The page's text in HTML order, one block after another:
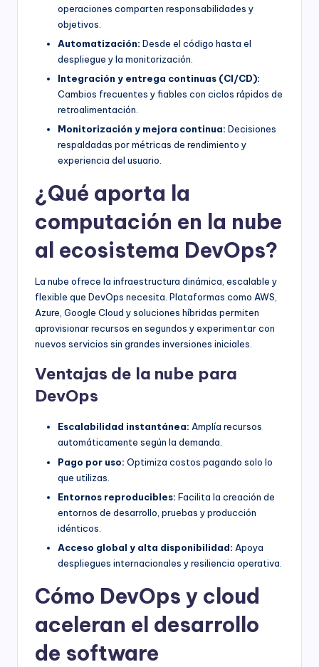
operaciones comparten responsabilidades y
objetivos.
Automatización: Desde el código hasta el
despliegue y la monitorización.
Integración y entrega continuas (CI/CD):
Cambios frecuentes y fiables con ciclos rápidos de
retroalimentación.
Monitorización y mejora continua: Decisiones
respaldadas por métricas de rendimiento y
experiencia del usuario.
¿Qué aporta la
computación en la nube
al ecosistema DevOps?
La nube ofrece la infraestructura dinámica, escalable y
flexible que DevOps necesita. Plataformas como AWS,
Azure, Google Cloud y soluciones híbridas permiten
aprovisionar recursos en segundos y experimentar con
nuevos servicios sin grandes inversiones iniciales.
Ventajas de la nube para
DevOps
Escalabilidad instantánea: Amplía recursos
automáticamente según la demanda.
Pago por uso: Optimiza costos pagando solo lo
que utilizas.
Entornos reproducibles: Facilita la creación de
entornos de desarrollo, pruebas y producción
idénticos.
Acceso global y alta disponibilidad: Apoya
despliegues internacionales y resiliencia operativa.
Cómo DevOps y cloud
aceleran el desarrollo
de software